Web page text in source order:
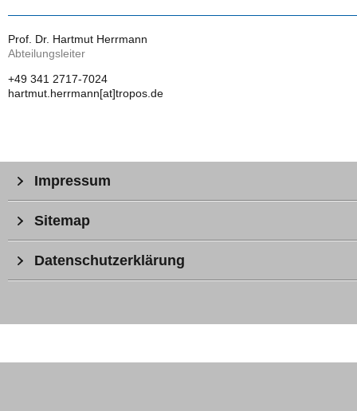
Prof. Dr. Hartmut Herrmann
Abteilungsleiter
+49 341 2717-7024
hartmut.herrmann[at]tropos.de
Impressum
Sitemap
Datenschutzerklärung